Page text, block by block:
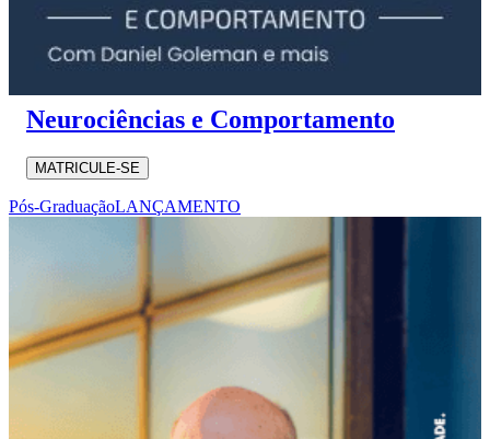
Neurociências e Comportamento
MATRICULE-SE
Pós-GraduaçãoLANÇAMENTO